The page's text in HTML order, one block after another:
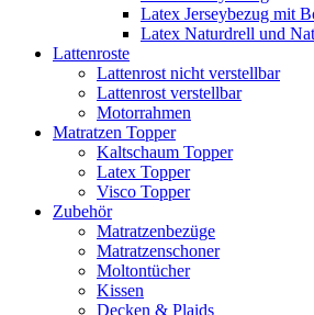
Latex Jerseybezug mit
Latex Naturdrell und
Lattenroste
Lattenrost nicht verstellbar
Lattenrost verstellbar
Motorrahmen
Matratzen Topper
Kaltschaum Topper
Latex Topper
Visco Topper
Zubehör
Matratzenbezüge
Matratzenschoner
Moltontücher
Kissen
Decken & Plaids